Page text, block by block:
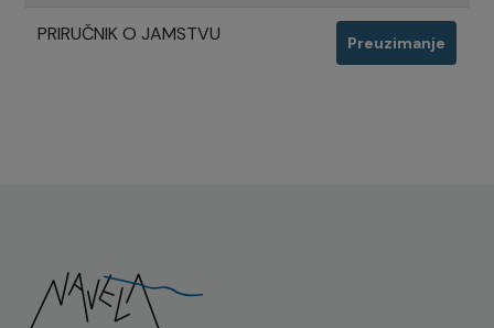
PRIRUČNIK O JAMSTVU Preuzimanje